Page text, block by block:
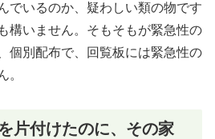
でいるのか、疑わしい類の物です
構いません。そもそもが緊急性の
個別配布で、回覧板には緊急性の
。
片付けたのに、その家